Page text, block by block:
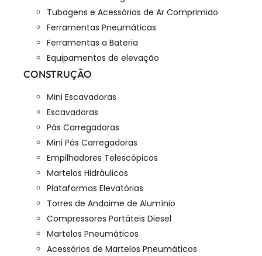
Tubagens e Acessórios de Ar Comprimido
Ferramentas Pneumáticas
Ferramentas a Bateria
Equipamentos de elevação
CONSTRUÇÃO
Mini Escavadoras
Escavadoras
Pás Carregadoras
Mini Pás Carregadoras
Empilhadores Telescópicos
Martelos Hidráulicos
Plataformas Elevatórias
Torres de Andaime de Alumínio
Compressores Portáteis Diesel
Martelos Pneumáticos
Acessórios de Martelos Pneumáticos